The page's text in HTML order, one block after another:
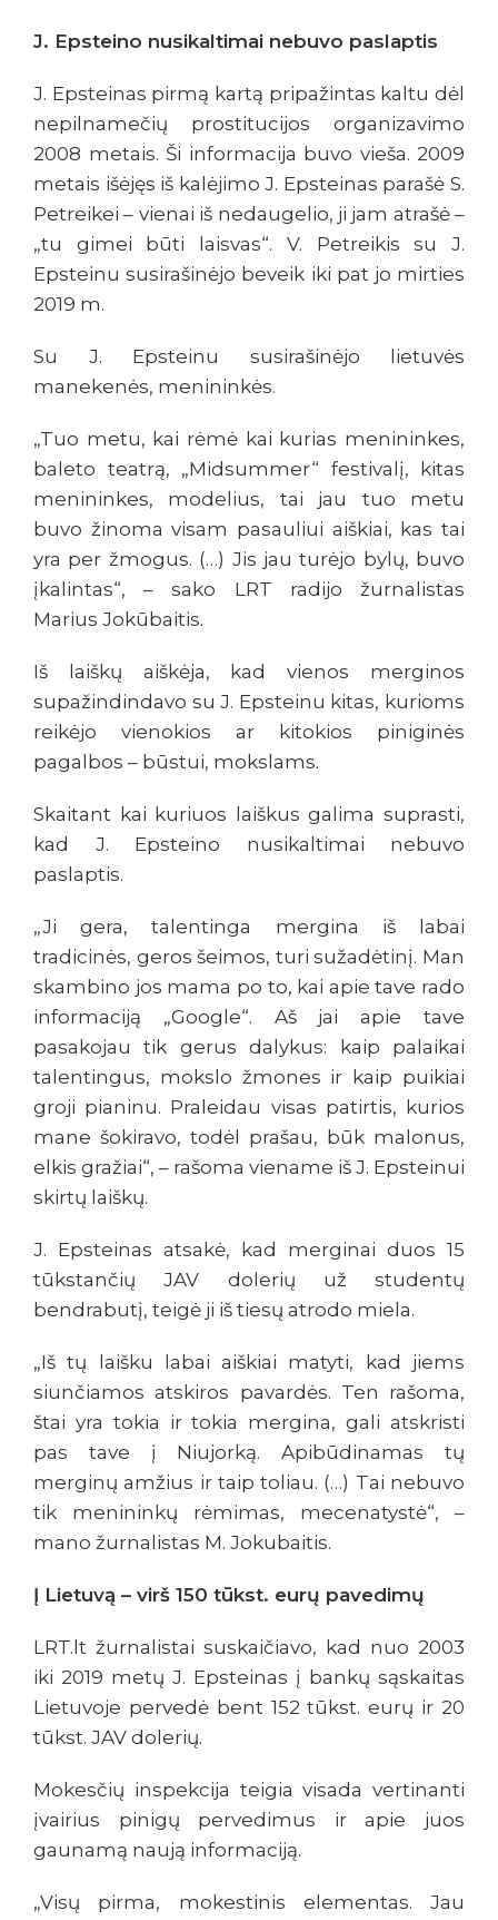
J. Epsteino nusikaltimai nebuvo paslaptis
J. Epsteinas pirmą kartą pripažintas kaltu dėl
nepilnamečių prostitucijos organizavimo
2008 metais. Ši informacija buvo vieša. 2009
metais išėjęs iš kalėjimo J. Epsteinas parašė S.
Petreikei – vienai iš nedaugelio, ji jam atrašė –
„tu gimei būti laisvas“. V. Petreikis su J.
Epsteinu susirašinėjo beveik iki pat jo mirties
2019 m.
Su J. Epsteinu susirašinėjo lietuvės
manekenės, menininkės.
„Tuo metu, kai rėmė kai kurias menininkes,
baleto teatrą, „Midsummer“ festivalį, kitas
menininkes, modelius, tai jau tuo metu
buvo žinoma visam pasauliui aiškiai, kas tai
yra per žmogus. (…) Jis jau turėjo bylų, buvo
įkalintas“, – sako LRT radijo žurnalistas
Marius Jokūbaitis.
Iš laiškų aiškėja, kad vienos merginos
supažindindavo su J. Epsteinu kitas, kurioms
reikėjo vienokios ar kitokios piniginės
pagalbos – būstui, mokslams.
Skaitant kai kuriuos laiškus galima suprasti,
kad J. Epsteino nusikaltimai nebuvo
paslaptis.
„Ji gera, talentinga mergina iš labai
tradicinės, geros šeimos, turi sužadėtinį. Man
skambino jos mama po to, kai apie tave rado
informaciją „Google“. Aš jai apie tave
pasakojau tik gerus dalykus: kaip palaikai
talentingus, mokslo žmones ir kaip puikiai
groji pianinu. Praleidau visas patirtis, kurios
mane šokiravo, todėl prašau, būk malonus,
elkis gražiai“, – rašoma viename iš J. Epsteinui
skirtų laiškų.
J. Epsteinas atsakė, kad merginai duos 15
tūkstančių JAV dolerių už studentų
bendrabutį, teigė ji iš tiesų atrodo miela.
„Iš tų laišku labai aiškiai matyti, kad jiems
siunčiamos atskiros pavardės. Ten rašoma,
štai yra tokia ir tokia mergina, gali atskristi
pas tave į Niujorką. Apibūdinamas tų
merginų amžius ir taip toliau. (…) Tai nebuvo
tik menininkų rėmimas, mecenatystė“, –
mano žurnalistas M. Jokubaitis.
Į Lietuvą – virš 150 tūkst. eurų pavedimų
LRT.lt žurnalistai suskaičiavo, kad nuo 2003
iki 2019 metų J. Epsteinas į bankų sąskaitas
Lietuvoje pervedė bent 152 tūkst. eurų ir 20
tūkst. JAV dolerių.
Mokesčių inspekcija teigia visada vertinanti
įvairius pinigų pervedimus ir apie juos
gaunamą naują informaciją.
„Visų pirma, mokestinis elementas. Jau